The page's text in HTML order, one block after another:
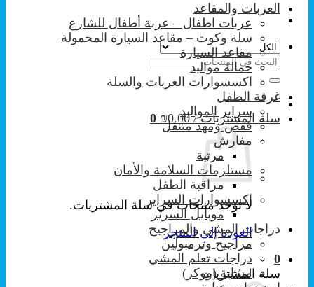
البحث
عن:
سلة المشتريات / ₪0.00
0
لا توجد منتجات في سلة المشتريات.
العودة إلى المتجر
0
سلة المشتريات
العربات والمقاعد
عربات اطفال – عربة أطفال للشارع
سلة وكوت – مقاعد السيارة المحمولة
مقاعد السيارة
حمالة مواليد
اكسسوارات العربات والسلة
غرفة الطفل
سراير المواليد
قفص ومهد متنقل
مفارش
مرتبة
مستلزمات السلامة والأمان
مراقبة الطفل
إكسسوارات السراير
موبايل السرير
دراجات المشي والمراجيح
مراجيح وترمبولين
دراجات تعلم المشي
مشاية (ووكر)